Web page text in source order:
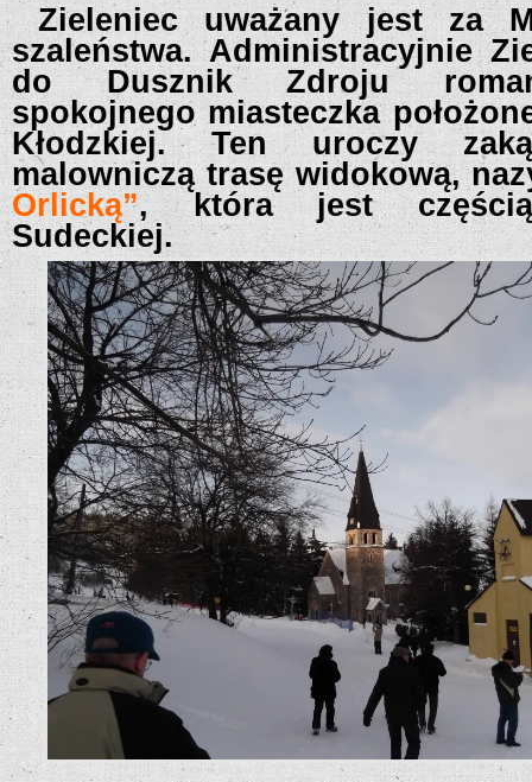
Zieleniec uważany jest za
szaleństwa. Administracyjnie
do Dusznik Zdroju
spokojnego miasteczka
Kłodzkiej. Ten uroczy
malowniczą trasę widokową,
Orlicką”, która jest częścią
Sudeckiej.